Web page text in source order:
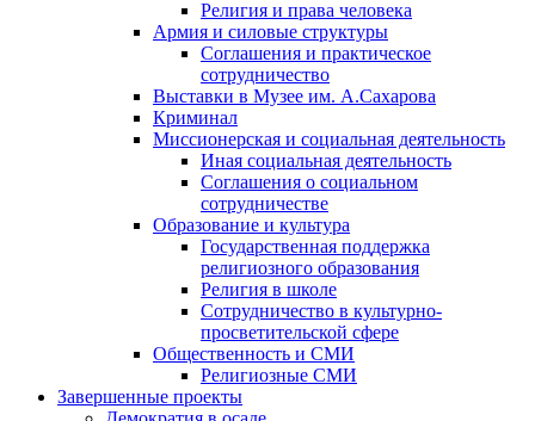
Религия и права человека
Армия и силовые структуры
Соглашения и практическое
сотрудничество
Выставки в Музее им. А.Сахарова
Криминал
Миссионерская и социальная деятельность
Иная социальная деятельность
Соглашения о социальном
сотрудничестве
Образование и культура
Государственная поддержка
религиозного образования
Религия в школе
Сотрудничество в культурно-
просветительской сфере
Общественность и СМИ
Религиозные СМИ
Завершенные проекты